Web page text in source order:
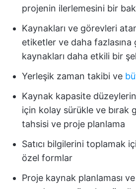
projenin ilerlemesini bir
Kaynakları ve görevleri
etiketler ve daha
kaynakları daha etkili bir
Yerleşik zaman takibi ve
Kaynak kapasite
için kolay sürükle ve bırak
tahsisi ve proje planlama
Satıcı bilgilerini toplamak
özel formlar
Proje kaynak planlaması